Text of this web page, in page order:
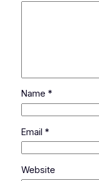
Name *
Email *
Website